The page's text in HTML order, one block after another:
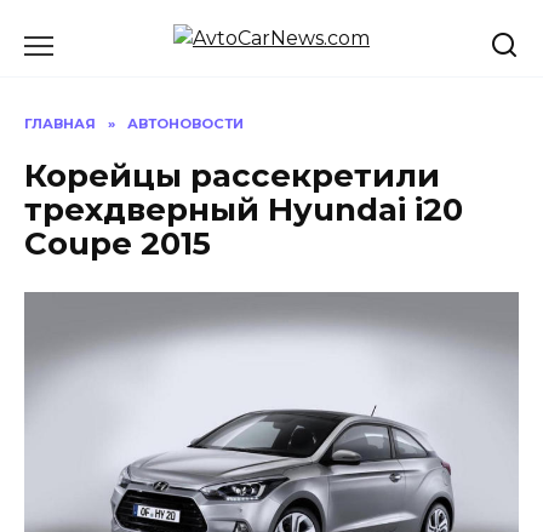
ГЛАВНАЯ » АВТОНОВОСТИ
Корейцы рассекретили
трехдверный Hyundai i20
Coupe 2015